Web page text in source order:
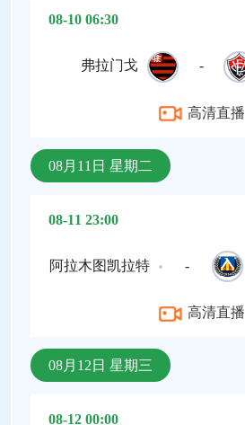
08-10 06:30
弗拉门戈 -
高清直播
08月11日 星期二
08-11 23:00
阿拉木图凯拉特 -
高清直播
08月12日 星期三
08-12 00:00